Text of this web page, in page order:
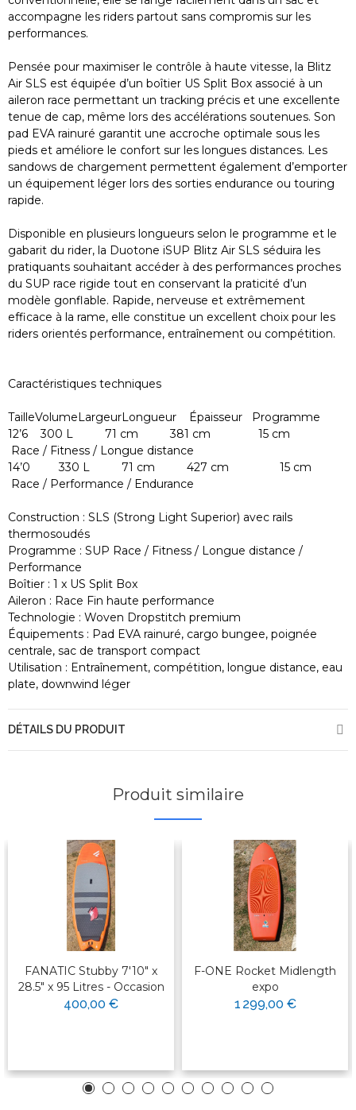
accompagne les riders partout sans compromis sur les
performances.
Pensée pour maximiser le contrôle à haute vitesse, la Blitz
Air SLS est équipée d’un boîtier US Split Box associé à un
aileron race permettant un tracking précis et une excellente
tenue de cap, même lors des accélérations soutenues. Son
pad EVA rainuré garantit une accroche optimale sous les
pieds et améliore le confort sur les longues distances. Les
sandows de chargement permettent également d’emporter
un équipement léger lors des sorties endurance ou touring
rapide.
Disponible en plusieurs longueurs selon le programme et le
gabarit du rider, la Duotone iSUP Blitz Air SLS séduira les
pratiquants souhaitant accéder à des performances proches
du SUP race rigide tout en conservant la praticité d’un
modèle gonflable. Rapide, nerveuse et extrêmement
efficace à la rame, elle constitue un excellent choix pour les
riders orientés performance, entraînement ou compétition.
Caractéristiques techniques
TailleVolume LargeurLongueur Épaisseur Programme
12’6
300 L 71 cm 381 cm 15 cm
Race / Fitness / Longue distance
14’0 330 L 71 cm 427 cm 15 cm
Race / Performance / Endurance
Construction : SLS (Strong Light Superior) avec rails
thermosoudés
Programme : SUP Race / Fitness / Longue distance /
Performance
Boîtier : 1 x US Split Box
Aileron : Race Fin haute performance
Technologie : Woven Dropstitch premium
Équipements : Pad EVA rainuré, cargo bungee, poignée
centrale, sac de transport compact
Utilisation : Entraînement, compétition, longue distance, eau
plate, downwind léger
DÉTAILS DU PRODUIT
Produit similaire
FANATIC Stubby 7'10" x
28.5" x 95 Litres - Occasion
400,00 €
F-ONE Rocket Midlength
expo
1 299,00 €